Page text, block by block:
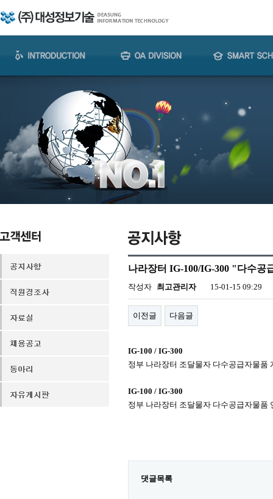
나라장터 IG-100/IG-300 "다수공
작성자 최고관리자 15-01-15 09:29
이전글 다음글
IG-100 / IG-300
정부 나라장터 조달물자 다수공급자물품
IG-100 / IG-300
정부 나라장터 조달물자 다수공급자물품
댓글목록